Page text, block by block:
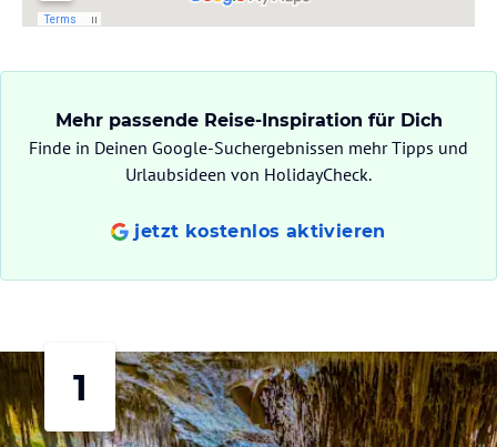
Mehr passende Reise-Inspiration für Dich
Finde in Deinen Google-Suchergebnissen mehr Tipps und
Urlaubsideen von HolidayCheck.
jetzt kostenlos aktivieren
1